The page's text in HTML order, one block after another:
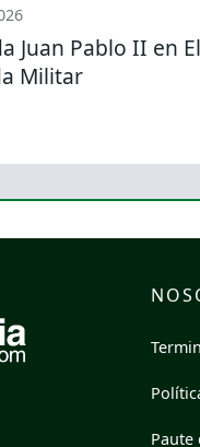
Juan Pablo II en El
Militar
Paute